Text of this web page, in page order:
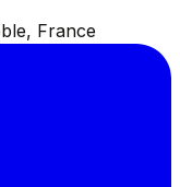
France